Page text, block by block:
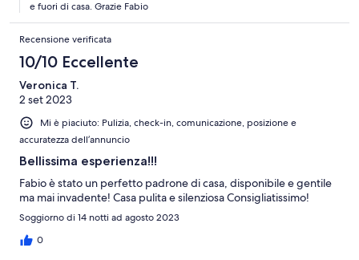
e fuori di casa. Grazie Fabio
Recensione verificata
10/10 Eccellente
Veronica T.
2 set 2023
Mi è piaciuto: Pulizia, check-in, comunicazione, posizione e
accuratezza dell’annuncio
Bellissima esperienza!!!
Fabio è stato un perfetto padrone di casa, disponibile e gentile
ma mai invadente! Casa pulita e silenziosa Consigliatissimo!
Soggiorno di 14 notti ad agosto 2023
0